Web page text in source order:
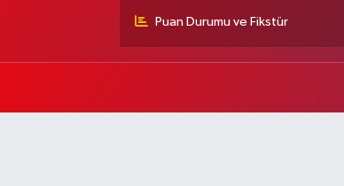
Puan Durumu ve Fikstür